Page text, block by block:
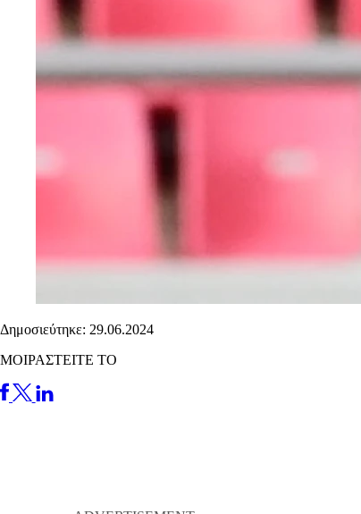
Δημοσιεύτηκε: 29.06.2024
ΜΟΙΡΑΣΤΕΙΤΕ ΤΟ